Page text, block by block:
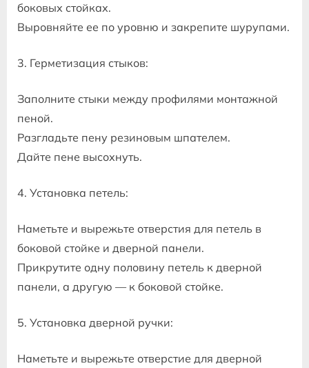
боковых стойках.
Выровняйте ее по уровню и закрепите шурупами.
3. Герметизация стыков:
Заполните стыки между профилями монтажной
пеной.
Разгладьте пену резиновым шпателем.
Дайте пене высохнуть.
4. Установка петель:
Наметьте и вырежьте отверстия для петель в
боковой стойке и дверной панели.
Прикрутите одну половину петель к дверной
панели, а другую — к боковой стойке.
5. Установка дверной ручки:
Наметьте и вырежьте отверстие для дверной